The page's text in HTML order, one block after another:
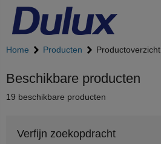
Home Producten Productoverzicht
Beschikbare producten
19 beschikbare producten
Verfijn zoekopdracht